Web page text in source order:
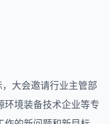
大会邀请行业主管部
环境装备技术企业等专